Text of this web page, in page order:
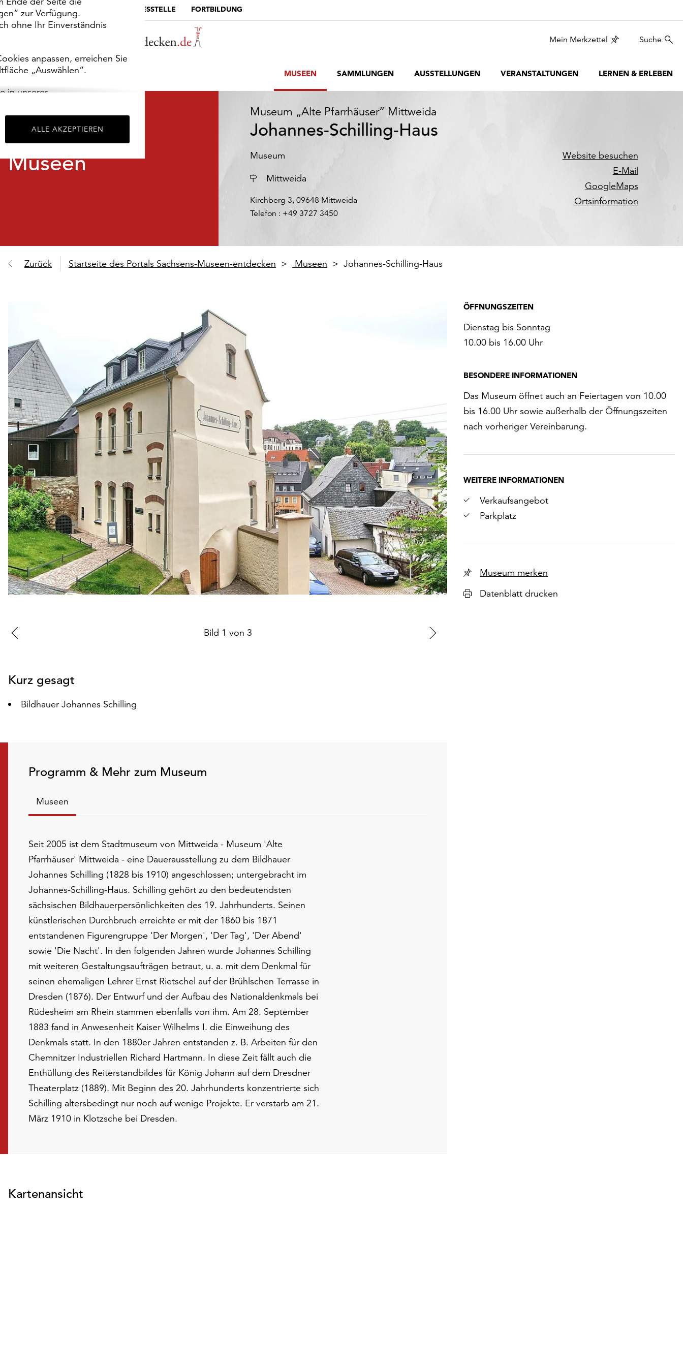
zur Verfügung.
ohne Ihr Einverständnis
anpassen, erreichen Sie
„Auswählen“.
in unserer
ALLE AKZEPTIEREN
MUSEUMSPORTAL DIE LANDESSTELLE FORTBILDUNG
Mein Merkzettel Suche
MUSEEN SAMMLUNGEN AUSSTELLUNGEN VERANSTALTUNGEN LERNEN & ERLEBEN
Museen
Museum „Alte Pfarrhäuser“ Mittweida
Johannes-Schilling-Haus
Museum
Ort
Mittweida
Kirchberg 3, 09648 Mittweida
Telefon : +49 3727 3450
Website besuchen
E-Mail
GoogleMaps
Ortsinformation
Zurück Startseite des Portals Sachsens-Museen-entdecken Museen Johannes-Schilling-Haus
Bild 1 von 3
Kurz gesagt
Bildhauer Johannes Schilling
Programm & Mehr zum Museum
Museen
Seit 2005 ist dem Stadtmuseum von Mittweida - Museum 'Alte
Pfarrhäuser' Mittweida - eine Dauerausstellung zu dem Bildhauer
Johannes Schilling (1828 bis 1910) angeschlossen; untergebracht im
Johannes-Schilling-Haus. Schilling gehört zu den bedeutendsten
sächsischen Bildhauerpersönlichkeiten des 19. Jahrhunderts. Seinen
künstlerischen Durchbruch erreichte er mit der 1860 bis 1871
entstandenen Figurengruppe 'Der Morgen', 'Der Tag', 'Der Abend'
sowie 'Die Nacht'. In den folgenden Jahren wurde Johannes Schilling
mit weiteren Gestaltungsaufträgen betraut, u. a. mit dem Denkmal für
seinen ehemaligen Lehrer Ernst Rietschel auf der Brühlschen Terrasse in
Dresden (1876). Der Entwurf und der Aufbau des Nationaldenkmals bei
Rüdesheim am Rhein stammen ebenfalls von ihm. Am 28. September
1883 fand in Anwesenheit Kaiser Wilhelms I. die Einweihung des
Denkmals statt. In den 1880er Jahren entstanden z. B. Arbeiten für den
Chemnitzer Industriellen Richard Hartmann. In diese Zeit fällt auch die
Enthüllung des Reiterstandbildes für König Johann auf dem Dresdner
Theaterplatz (1889). Mit Beginn des 20. Jahrhunderts konzentrierte sich
Schilling altersbedingt nur noch auf wenige Projekte. Er verstarb am 21.
März 1910 in Klotzsche bei Dresden.
Kartenansicht
ÖFFNUNGSZEITEN
Dienstag bis Sonntag
10.00 bis 16.00 Uhr
BESONDERE INFORMATIONEN
Das Museum öffnet auch an Feiertagen von 10.00
bis 16.00 Uhr sowie außerhalb der Öffnungszeiten
nach vorheriger Vereinbarung.
WEITERE INFORMATIONEN
Verkaufsangebot
Parkplatz
Museum merken
Datenblatt drucken